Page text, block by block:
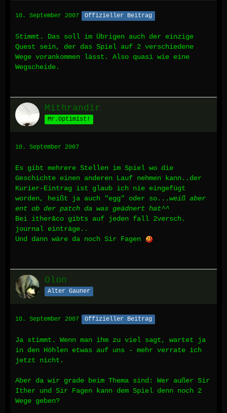
10. September 2007 Offizieller Beitrag
Stimmt. Das soll im Übrigen auch der einzige
Quest sein, der das Spiel auf 2 verschiedene
Wege vorankommen lässt. Also quasi wie eine
Wegscheide.
Mithrandir
Mr.Optimist!
10. September 2007
Es gibt mehrere Stellen im Spiel wo die
Geschichte einen anderen Lauf nehmen kann..der
Kurier-Eintrag ist glaub ich nie eingefügt
worden, heißt ja auch "egg" oder so...weiß aber
ent ob der patch da was geädnert hat^^
Bei ither&co gibts auf jeden fall 2versch.
journal einträge..
Und dann wäre da noch Sir Fagen
Olon
Alter Gauner
10. September 2007 Offizieller Beitrag
Ja stimmt. Wenn man ihm zu viel sagt, wartet ja
in den Höhlen etwas auf uns - mehr verrate ich
jetzt nicht.
Aber da wir grade beim Thema sind: Wer außer Sir
Ither und Sir Fagen kann dem Spiel denn noch 2
Wege geben?